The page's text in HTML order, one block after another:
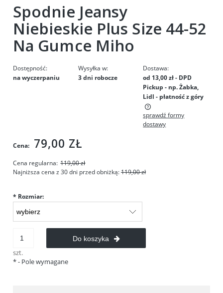
Spodnie Jeansy
Niebieskie Plus Size 44-52
Na Gumce Miho
Dostępność:
na wyczerpaniu
Wysyłka w:
3 dni robocze
Dostawa:
od 13,00 zł- DPD
Pickup - np. Żabka,
Lidl - płatność z góry
Cena nie zawiera ewentualnych kosztów płatności
sprawdź formy
dostawy
Cena: 79,00 ZŁ
Cena regularna: 119,00 zł
Najniższa cena z 30 dni przed obniżką:119,00 zł
* Rozmiar:
szt.
Do koszyka
*- Pole wymagane